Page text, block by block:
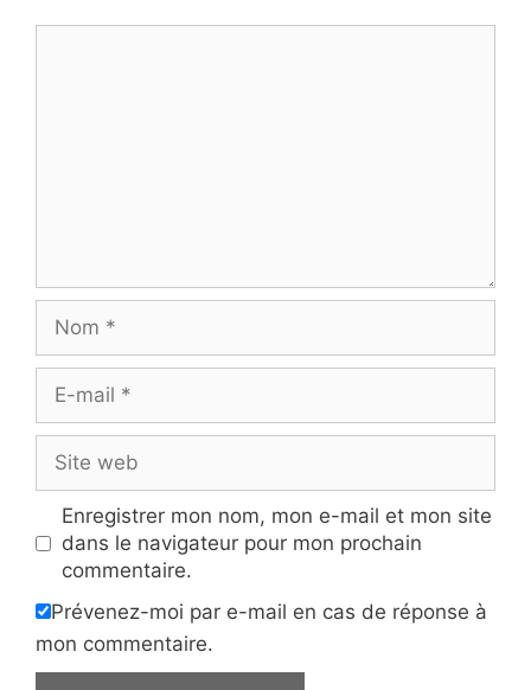
mail
web
Enregistrer mon nom, mon e-mail et mon site
dans le navigateur pour mon prochain
commentaire.
Prévenez-moi par e-mail en cas de réponse à
mon commentaire.